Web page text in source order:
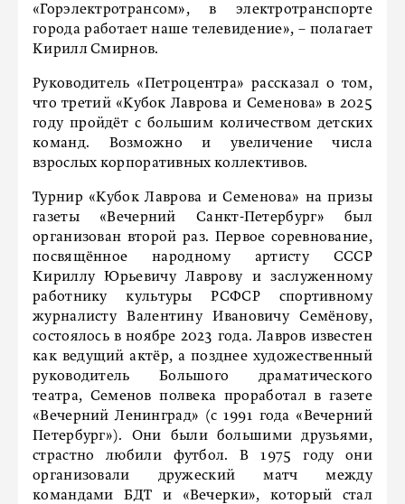
«Горэлектротрансом», в электротранспорте
города работает наше телевидение», – полагает
Кирилл Смирнов.
Руководитель «Петроцентра» рассказал о том,
что третий «Кубок Лаврова и Семенова» в 2025
году пройдёт с большим количеством детских
команд. Возможно и увеличение числа
взрослых корпоративных коллективов.
Турнир «Кубок Лаврова и Семенова» на призы
газеты «Вечерний Санкт-Петербург» был
организован второй раз. Первое соревнование,
посвящённое народному артисту СССР
Кириллу Юрьевичу Лаврову и заслуженному
работнику культуры РСФСР спортивному
журналисту Валентину Ивановичу Семёнову,
состоялось в ноябре 2023 года. Лавров известен
как ведущий актёр, а позднее художественный
руководитель Большого драматического
театра, Семенов полвека проработал в газете
«Вечерний Ленинград» (с 1991 года «Вечерний
Петербург»). Они были большими друзьями,
страстно любили футбол. В 1975 году они
организовали дружеский матч между
командами БДТ и «Вечерки», который стал